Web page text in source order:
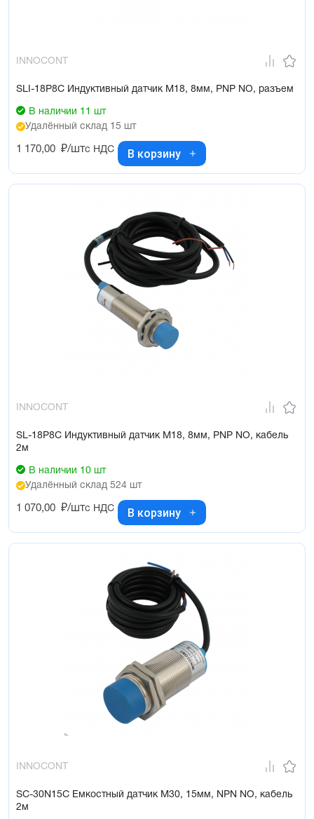
INNOCONT
SLI-18P8C Индуктивный датчик М18, 8мм, PNP NO, разъем
В наличии 11 шт
Удалённый склад 15 шт
1 170,00 ₽/штс НДС В корзину
INNOCONT
SL-18P8C Индуктивный датчик М18, 8мм, PNP NO, кабель
2м
В наличии 10 шт
Удалённый склад 524 шт
1 070,00 ₽/штс НДС В корзину
INNOCONT
SC-30N15C Емкостный датчик М30, 15мм, NPN NO, кабель
2м